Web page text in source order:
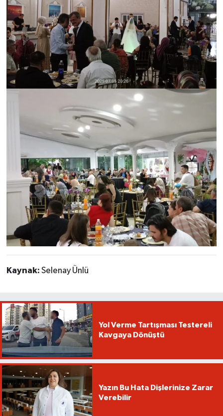
Kaynak: Selenay Ünlü
Yol Verme Tartışması Testereli
Kavgaya Dönüştü
Yazın Bu Hata Dişlerinize Zarar
Verebilir